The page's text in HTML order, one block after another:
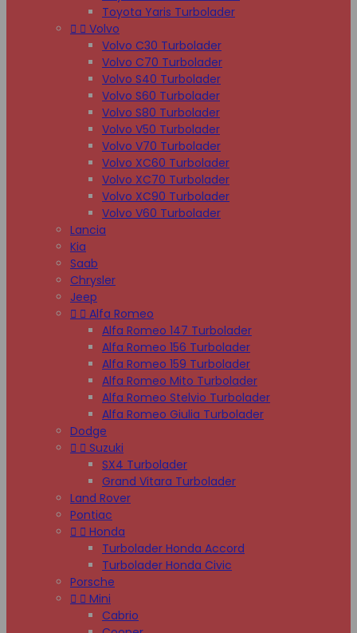
Toyota Yaris Turbolader
  Volvo
Volvo C30 Turbolader
Volvo C70 Turbolader
Volvo S40 Turbolader
Volvo S60 Turbolader
Volvo S80 Turbolader
Volvo V50 Turbolader
Volvo V70 Turbolader
Volvo XC60 Turbolader
Volvo XC70 Turbolader
Volvo XC90 Turbolader
Volvo V60 Turbolader
Lancia
Kia
Saab
Chrysler
Jeep
  Alfa Romeo
Alfa Romeo 147 Turbolader
Alfa Romeo 156 Turbolader
Alfa Romeo 159 Turbolader
Alfa Romeo Mito Turbolader
Alfa Romeo Stelvio Turbolader
Alfa Romeo Giulia Turbolader
Dodge
  Suzuki
SX4 Turbolader
Grand Vitara Turbolader
Land Rover
Pontiac
  Honda
Turbolader Honda Accord
Turbolader Honda Civic
Porsche
  Mini
Cabrio